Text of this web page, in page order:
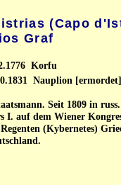
(Capo
Graf
Korfu
Nauplion [ermordet]
Seit 1809 in
I. auf dem Wiener
(Kybernetes)